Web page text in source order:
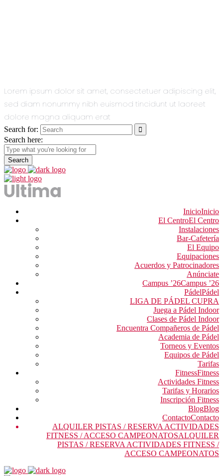
Lorem ipsum dolor sit amet, consectetuer adipiscing elit,
sed diam nonummy nibh euismod tincidunt ut laoreet
dolore magna aliquam erat
Search for:
Search here:
InicioInicio
El CentroEl Centro
Instalaciones
Bar-Cafetería
El Equipo
Equipaciones
Acuerdos y Patrocinadores
Anúnciate
Campus ’26Campus ’26
PádelPádel
LIGA DE PÁDEL CUPRA
Juega a Pádel Indoor
Clases de Pádel Indoor
Encuentra Compañeros de Pádel
Academia de Pádel
Torneos y Eventos
Equipos de Pádel
Tarifas
FitnessFitness
Actividades Fitness
Tarifas y Horarios
Inscripción Fitness
BlogBlog
ContactoContacto
ALQUILER PISTAS / RESERVA ACTIVIDADES
FITNESS / ACCESO CAMPEONATOSALQUILER
PISTAS / RESERVA ACTIVIDADES FITNESS /
ACCESO CAMPEONATOS